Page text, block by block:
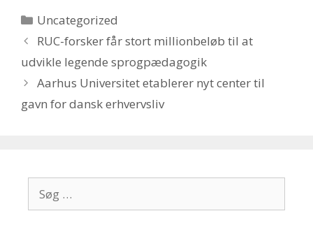
Kategorier
Uncategorized
RUC-forsker får stort millionbeløb til at
udvikle legende sprogpædagogik
Aarhus Universitet etablerer nyt center til
gavn for dansk erhvervsliv
efter: